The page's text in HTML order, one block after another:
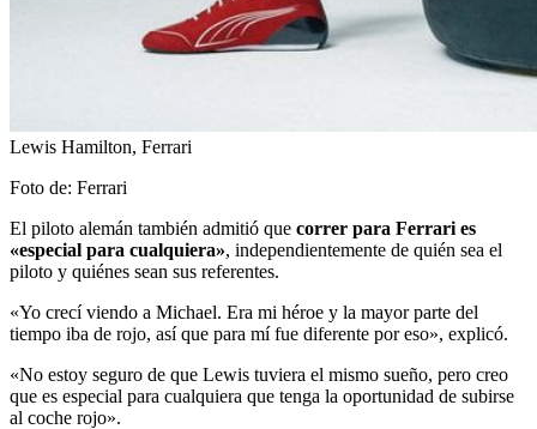
Lewis Hamilton, Ferrari
Foto de: Ferrari
El piloto alemán también admitió que correr para Ferrari es
«especial para cualquiera», independientemente de quién sea el
piloto y quiénes sean sus referentes.
«Yo crecí viendo a Michael. Era mi héroe y la mayor parte del
tiempo iba de rojo, así que para mí fue diferente por eso», explicó.
«No estoy seguro de que Lewis tuviera el mismo sueño, pero creo
que es especial para cualquiera que tenga la oportunidad de subirse
al coche rojo».